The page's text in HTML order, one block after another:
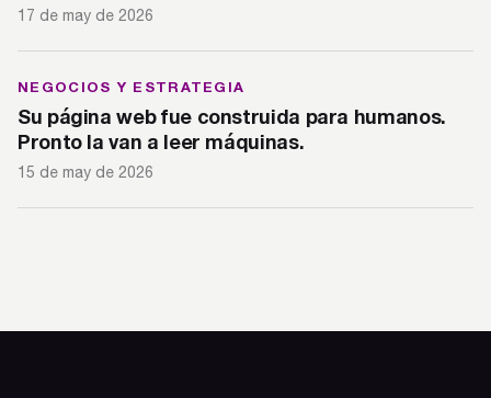
17 de may de 2026
NEGOCIOS Y ESTRATEGIA
Su página web fue construida para humanos.
Pronto la van a leer máquinas.
15 de may de 2026